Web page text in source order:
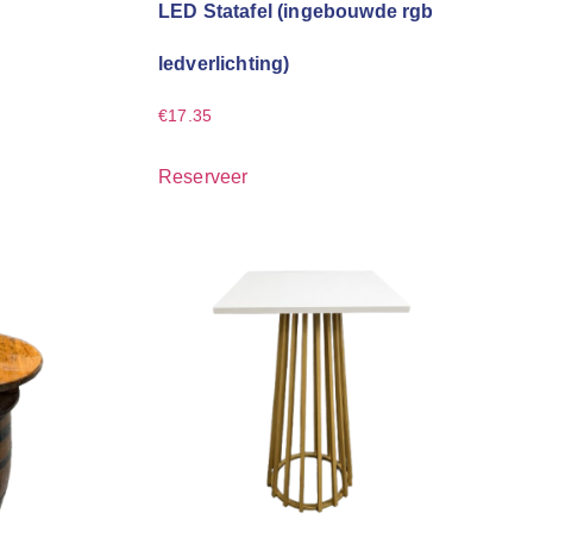
LED Statafel (ingebouwde rgb
ledverlichting)
€17.35
Reserveer